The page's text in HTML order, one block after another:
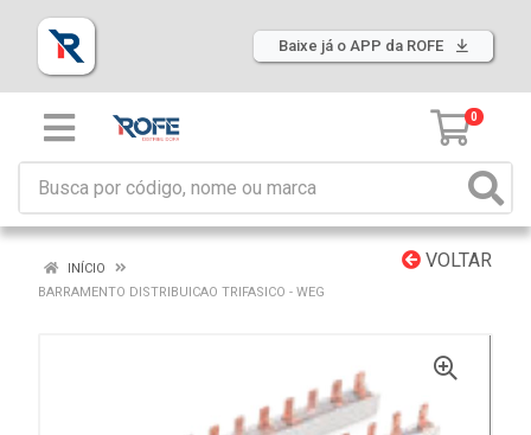
Baixe já o APP da ROFE
0
VOLTAR
INÍCIO
BARRAMENTO DISTRIBUICAO TRIFASICO - WEG